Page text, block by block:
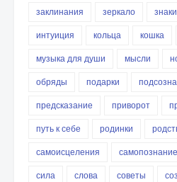
заклинания
зеркало знаки
интуиция
кольца кошка
музыка для души
мысли
обряды
подарки
предсказание
приворот
путь к себе
родинки
самоисцеления
самопознание
сила
слова советы